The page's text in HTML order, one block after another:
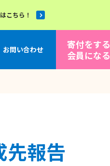
こちら！
お問い合わせ
寄付をする
会員になる
先報告